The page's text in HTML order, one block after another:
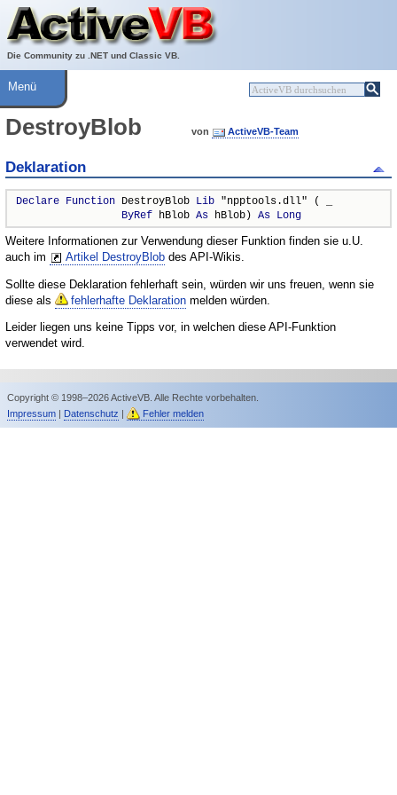
Die Community zu .NET und Classic VB.
Über ActiveVB
Hilfe
Menü
DestroyBlob von ActiveVB-Team
Deklaration
Declare Function DestroyBlob Lib "npptools.dll" ( _
ByRef hBlob As hBlob) As Long
Weitere Informationen zur Verwendung dieser Funktion finden sie u.U.
auch im
Artikel DestroyBlob des API-Wikis.
Sollte diese Deklaration fehlerhaft sein, würden wir uns freuen, wenn sie
diese als
fehlerhafte Deklaration melden würden.
Leider liegen uns keine Tipps vor, in welchen diese API-Funktion
verwendet wird.
Copyright © 1998–2026 ActiveVB. Alle Rechte vorbehalten.
Impressum| Datenschutz | Fehler melden